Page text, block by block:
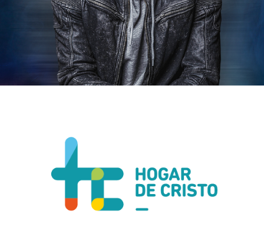
Preguntas frecuentes
Presenta tu proyecto
Prepara tu experiencia
Lunes a viernes:
Sábado y domingo:
+56 9 8255 3149